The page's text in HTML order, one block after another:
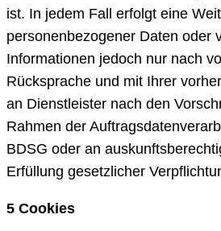
ist. In jedem Fall erfolgt eine
personenbezogener Daten oder
Informationen jedoch nur nach
Rücksprache und mit Ihrer
an Dienstleister nach den
Rahmen der
BDSG oder an
Erfüllung gesetzlicher
5 Cookies